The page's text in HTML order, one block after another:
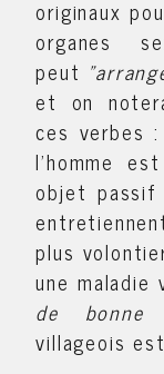
originaux
organes
peut
et on
ces verbes
l'homme
objet
plus
une maladie
de bonne
villageois